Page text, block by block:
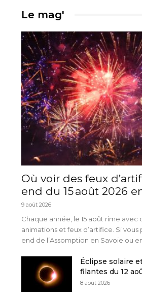
Le mag'
Où voir des feux
end du 15 août 2026
9 août 2026
Chaque année, le 15 août rime avec
animations et feux d’artifice. Si vous
end de l’Assomption en Savoie ou
Éclipse solaire
filantes du 12
8 août 2026